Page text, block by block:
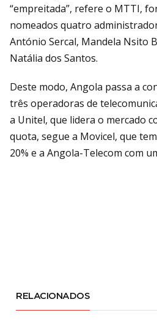
“empreitada”, refere o MTTI,
nomeados quatro
António Sercal, Mandela Nsito
Natália dos Santos.
Deste modo, Angola passa a
três operadoras de
a Unitel, que lidera o mercado
quota, segue a Movicel, que
20% e a Angola-Telecom com
RELACIONADOS